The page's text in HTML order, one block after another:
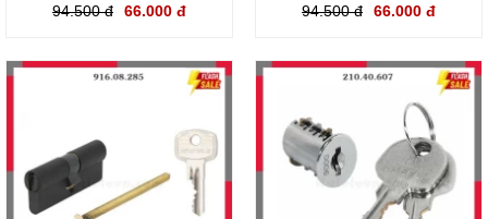
94.500 đ 66.000 đ 94.500 đ 66.000 đ